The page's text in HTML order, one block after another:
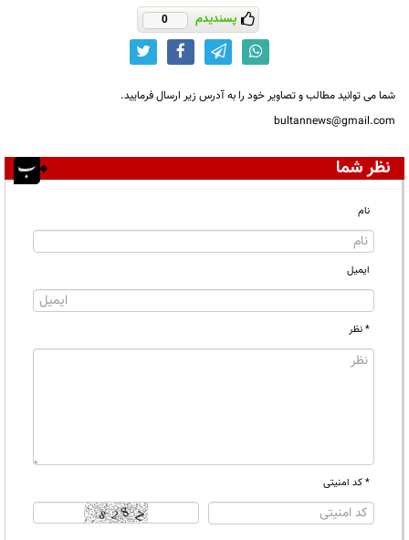
پسندیدم 0
شما می توانید مطالب و تصاویر خود را به آدرس زیر ارسال فرمایید.
bultannews@gmail.com
نظر شما
نام
ایمیل
* نظر
* کد امنیتی